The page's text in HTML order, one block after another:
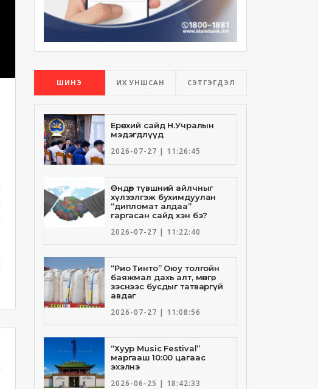
ШИНЭ ИХ УНШСАН СЭТГЭГДЭЛ
Ерөнхий сайд Н.Учралын
мэдэгдлүүд
2026-07-27 | 11:26:45
Өндөр түвшний айлчныг
хүлээлгэж бухимдуулан
“дипломат алдаа”
гаргасан сайд хэн бэ?
2026-07-27 | 11:22:40
“Рио Тинто” Оюу толгойн
баяжмал дахь алт, мөнгө,
зэснээс бусдыг татваргүй
авдаг
2026-07-27 | 11:08:56
“Хуур Music Festival”
маргааш 10:00 цагаас
эхэлнэ
2026-06-25 | 18:42:33